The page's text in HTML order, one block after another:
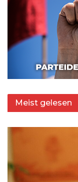
Meist gelesen